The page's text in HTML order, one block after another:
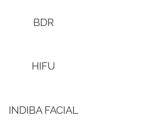
BDR
HIFU
INDIBA FACIAL